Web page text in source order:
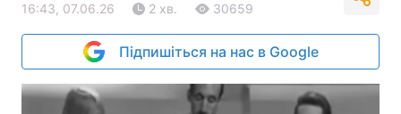
16:43, 07.06.26 2 хв. 30659
Підпишіться на нас в Google